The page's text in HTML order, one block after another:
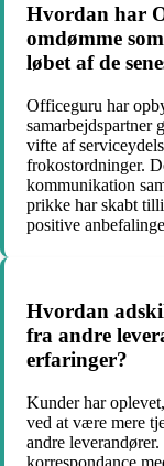
Hvordan har
omdømme
løbet af de
Officeguru har
samarbejdspartner
vifte af
frokostordninger.
kommunikation
prikke har skabt
positive
Hvordan
fra andre
erfaringer?
Kunder har
ved at være mere
andre
korrespondance